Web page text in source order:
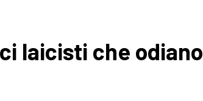
laicisti che odiano